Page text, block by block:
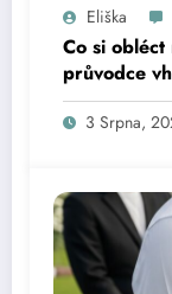
Eliška
Co si
průvodce
3 Srpna,